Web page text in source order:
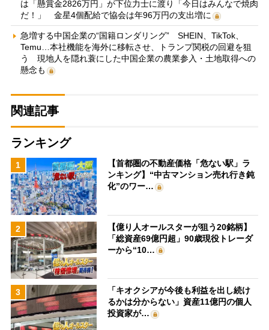
は「懸賞金2826万円」が下位力士に渡り「今日はみんなで焼肉
だ！」 金星4個配給で協会は年96万円の支出増に
急増する中国企業の“国籍ロンダリング” SHEIN、TikTok、
Temu…本社機能を海外に移転させ、トランプ関税の回避を狙
う 現地人を隠れ蓑にした中国企業の農業参入・土地取得への
懸念も
関連記事
ランキング
1
【首都圏の不動産価格「危ない駅」ラ
ンキング】“中古マンション売れ行き鈍
化”のワー…
2
【億り人オールスターが狙う20銘柄】
「総資産69億円超」90歳現役トレーダ
ーから“10…
3
「キオクシアが今後も利益を出し続け
るかは分からない」資産11億円の個人
投資家が…